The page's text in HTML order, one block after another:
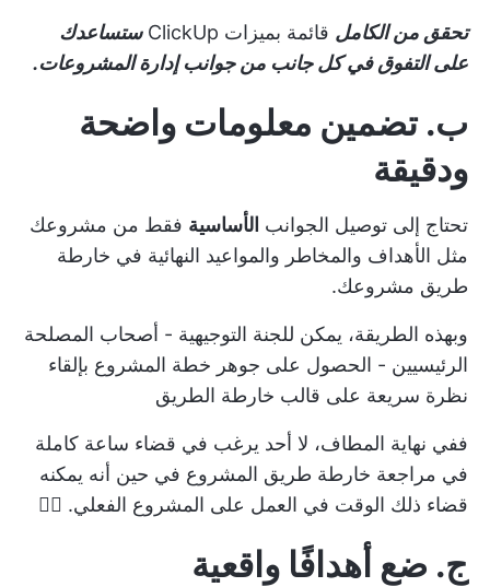
تحقق من الكامل قائمة بميزات ClickUp
ستساعدك
على التفوق في كل جانب من جوانب إدارة المشروعات.
ب. تضمين معلومات واضحة
ودقيقة
تحتاج إلى توصيل الجوانب الأساسية فقط من مشروعك
مثل الأهداف والمخاطر والمواعيد النهائية في خارطة
طريق مشروعك.
وبهذه الطريقة، يمكن للجنة التوجيهية - أصحاب المصلحة
الرئيسيين - الحصول على جوهر خطة المشروع بإلقاء
نظرة سريعة على قالب خارطة الطريق
ففي نهاية المطاف، لا أحد يرغب في قضاء ساعة كاملة
في مراجعة خارطة طريق المشروع في حين أنه يمكنه
قضاء ذلك الوقت في العمل على المشروع الفعلي. 🤷‍♂️
ج. ضع أهدافًا واقعية